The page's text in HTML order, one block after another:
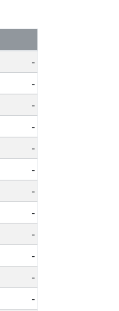
-
-
-
-
-
-
-
-
-
-
-
-